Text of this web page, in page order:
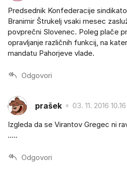
Predsednik Konfederacije
Branimir Štrukelj vsaki mesec
povprečni Slovenec. Poleg plače
opravljanje različnih funkcij, na
mandatu Pahorjeve vlade.
Odgovori
prašek 03. 11. 2016 10.16
Izgleda da se Virantov Gregec ni
.....
Odgovori